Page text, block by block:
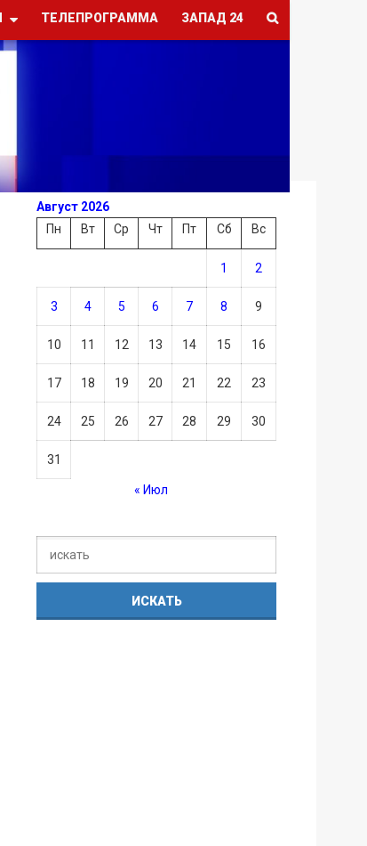
ТЕЛЕПРОГРАММА ЗАПАД 24
Август 2026
Пн
Вт Ср Чт Пт Сб Вс
1 2
3 4 5 6 7 8 9
10 11 12 13 14 15 16
17 18 19 20 21 22 23
24 25 26 27 28 29 30
31
« Июл